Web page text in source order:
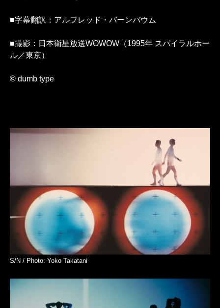
■字幕翻訳：アルフレッド・バーンバウム
■撮影：日本衛星放送WOWOW（1995年 スパイラルホー
ル／東京）
© dumb type
S/N / Photo: Yoko Takatani